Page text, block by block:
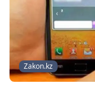
Zakon.kz